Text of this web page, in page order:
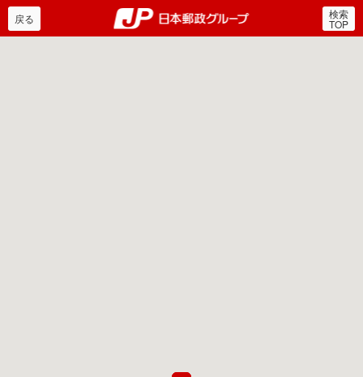
郵便局・日本郵政グルー
戻る 検索
TOP